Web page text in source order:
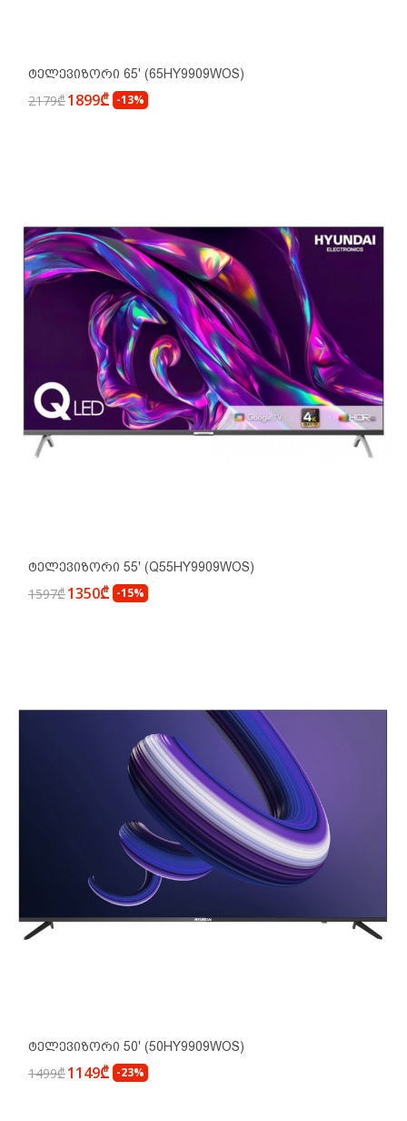
Ტელევიზორი 65' (65HY9909WOS)
2179₾1899₾ -13%
Ტელევიზორი 55' (Q55HY9909WOS)
1597₾1350₾ -15%
Ტელევიზორი 50' (50HY9909WOS)
1499₾1149₾ -23%